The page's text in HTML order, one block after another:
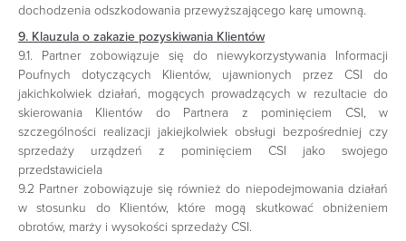
dochodzenia odszkodowania przewyższającego karę umowną.
9. Klauzula o zakazie pozyskiwania Klientów
9.1. Partner zobowiązuje się do niewykorzystywania Informacji
Poufnych dotyczących Klientów, ujawnionych przez CSI do
jakichkolwiek działań, mogących prowadzących w rezultacie do
skierowania Klientów do Partnera z pominięciem CSI, w
szczególności realizacji jakiejkolwiek obsługi bezpośredniej czy
sprzedaży urządzeń z pominięciem CSI jako swojego
przedstawiciela
9.2 Partner zobowiązuje się również do niepodejmowania działań
w stosunku do Klientów, które mogą skutkować obniżeniem
obrotów, marży i wysokości sprzedaży CSI.